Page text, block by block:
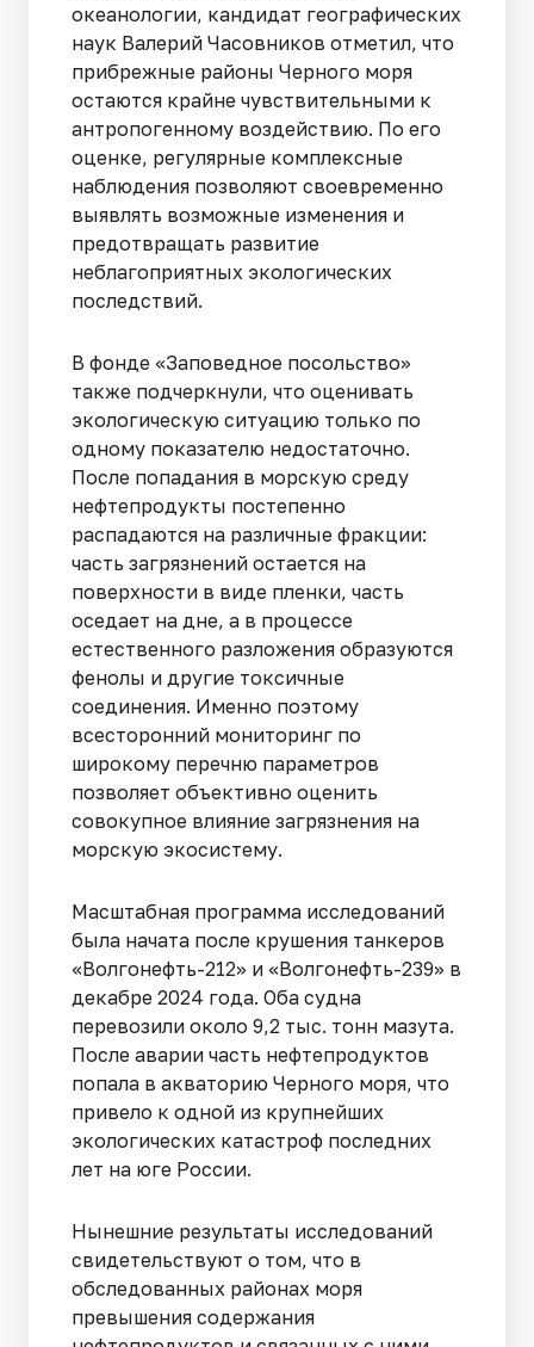
океанологии, кандидат географических
наук Валерий Часовников отметил, что
прибрежные районы Черного моря
остаются крайне чувствительными к
антропогенному воздействию. По его
оценке, регулярные комплексные
наблюдения позволяют своевременно
выявлять возможные изменения и
предотвращать развитие
неблагоприятных экологических
последствий.
В фонде «Заповедное посольство»
также подчеркнули, что оценивать
экологическую ситуацию только по
одному показателю недостаточно.
После попадания в морскую среду
нефтепродукты постепенно
распадаются на различные фракции:
часть загрязнений остается на
поверхности в виде пленки, часть
оседает на дне, а в процессе
естественного разложения образуются
фенолы и другие токсичные
соединения. Именно поэтому
всесторонний мониторинг по
широкому перечню параметров
позволяет объективно оценить
совокупное влияние загрязнения на
морскую экосистему.
Масштабная программа исследований
была начата после крушения танкеров
«Волгонефть-212» и «Волгонефть-239» в
декабре 2024 года. Оба судна
перевозили около 9,2 тыс. тонн мазута.
После аварии часть нефтепродуктов
попала в акваторию Черного моря, что
привело к одной из крупнейших
экологических катастроф последних
лет на юге России.
Нынешние результаты исследований
свидетельствуют о том, что в
обследованных районах моря
превышения содержания